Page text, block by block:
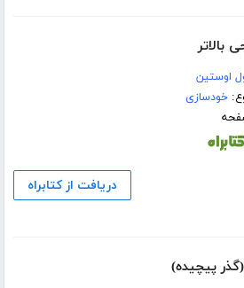
بالاتر
اوستین
خودسازی
دریافت از کتابراه
پیچیده)